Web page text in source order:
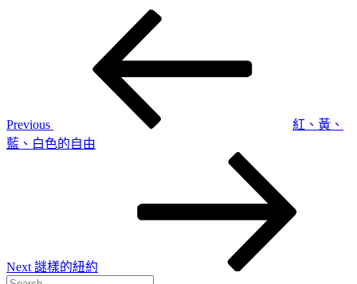
Previous
紅、黃、
藍、白色的自由
Next 謎樣的紐約